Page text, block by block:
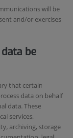
will be
and/or exercises
be
that certain
data on behalf
data. These
services,
archiving, storage